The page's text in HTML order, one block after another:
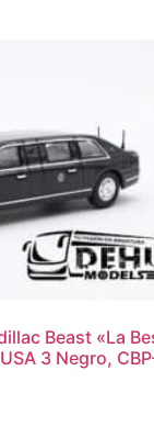
Beast «La
3 Negro,